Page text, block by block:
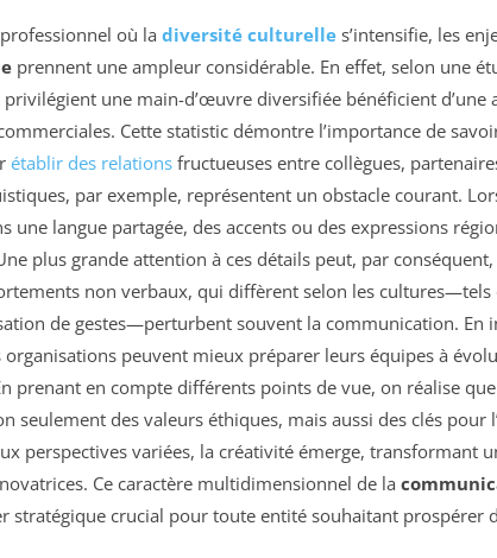
où la diversité culturelle s’intensifie, les
prennent une ampleur considérable. En effet, selon une
une main-d’œuvre diversifiée bénéficient d’une
Cette statistic démontre l’importance de
établir des relations fructueuses entre collègues,
par exemple, représentent un obstacle courant.
une langue partagée, des accents ou des expressions
plus grande attention à ces détails peut, par
non verbaux, qui diffèrent selon les
de gestes—perturbent souvent la communication. En
organisations peuvent mieux préparer leurs équipes à
prenant en compte différents points de vue, on réalise
seulement des valeurs éthiques, mais aussi des clés pour
perspectives variées, la créativité émerge, transformant
Ce caractère multidimensionnel de la
stratégique crucial pour toute entité souhaitant prospérer